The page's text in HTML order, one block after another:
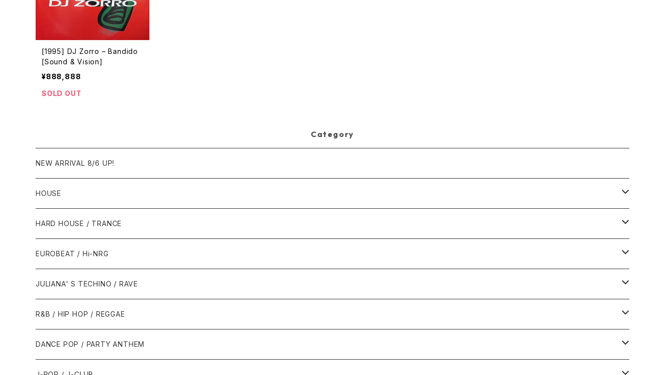
[1995] DJ Zorro – Bandido
[Sound & Vision]
¥888,888
SOLD OUT
Category
NEW ARRIVAL 8/6 UP!
HOUSE
1980年代
1987年・以前
1988年
1990年代
1990年
1991年
2000年代
2000年
2001年
2010年代
2010年
2011年
HARD HOUSE / TRANCE
1990年代
1994年・以前
1995年
2000年代
2000年
2001年
EUROBEAT / Hi-NRG
1980年代
1986年・以前
1987年
1990年代
1990年
1991年
2000年代
JULIANA' S TECHINO / RAVE
1990年代
1990年
1991年
2000年代
2000年
R&B / HIP HOP / REGGAE
1980年代
1985年・以前
DANCE POP / PARTY ANTHEM